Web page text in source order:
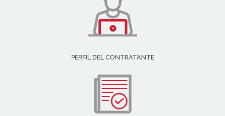
PERFIL DEL CONTRATANTE